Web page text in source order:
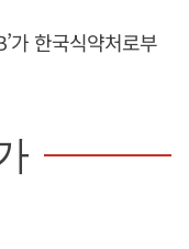
가 한국식약처로부